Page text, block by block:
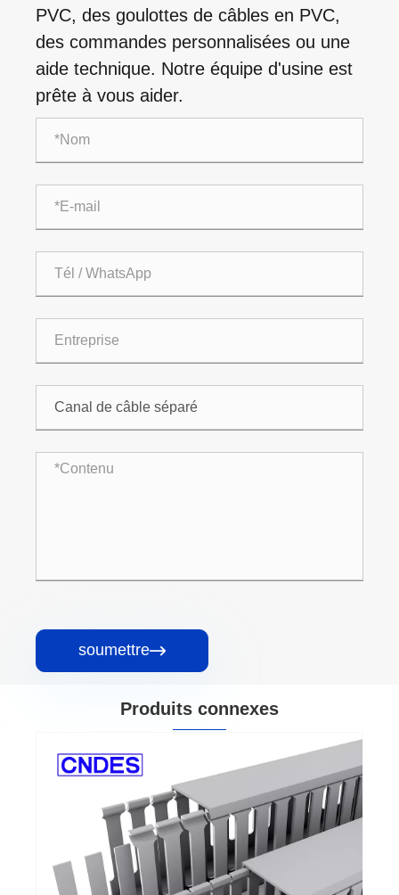
PVC, des goulottes de câbles en PVC,
des commandes personnalisées ou une
aide technique. Notre équipe d'usine est
prête à vous aider.
soumettre
Produits connexes